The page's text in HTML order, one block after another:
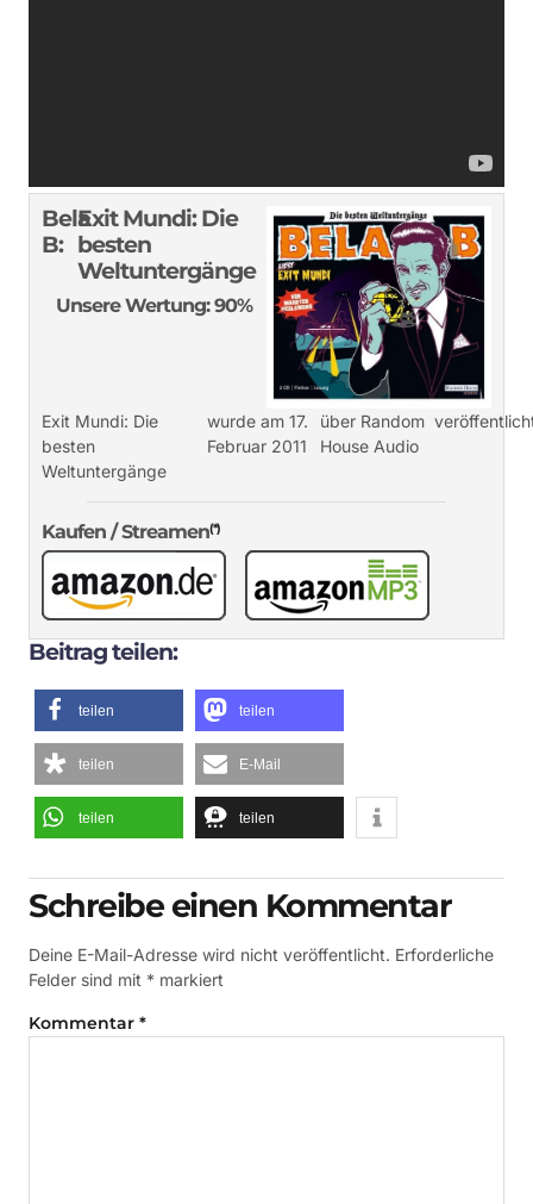
Bela
B:
Exit Mundi: Die
besten
Weltuntergänge
Unsere Wertung: 90%
Exit Mundi: Die
besten
Weltuntergänge
wurde am 17.
Februar 2011
über Random
House Audio
Kaufen / Streamen(*)
Beitrag teilen:
teilen teilen
teilen E-Mail
teilen teilen
Schreibe einen Kommentar
Deine E-Mail-Adresse wird nicht veröffentlicht. Erforderliche
Felder sind mit * markiert
Kommentar *